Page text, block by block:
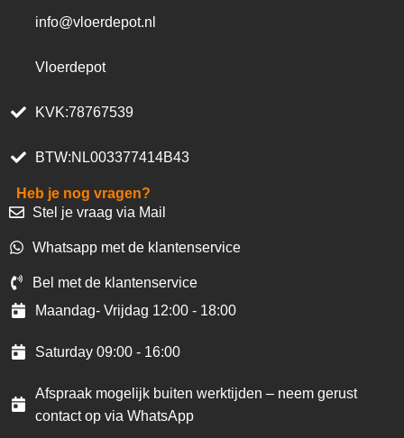
info@vloerdepot.nl
Vloerdepot
KVK:78767539
BTW:NL003377414B43
Heb je nog vragen?
Stel je vraag via Mail
Whatsapp met de klantenservice
Bel met de klantenservice
Maandag- Vrijdag 12:00 - 18:00
Saturday 09:00 - 16:00
Afspraak mogelijk buiten werktijden – neem gerust
contact op via WhatsApp